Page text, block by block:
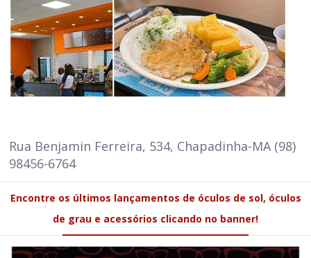
Rua Benjamin Ferreira, 534, Chapadinha-MA (98)
98456-6764
Encontre os últimos lançamentos de óculos de sol, óculos
de grau e acessórios clicando no banner!